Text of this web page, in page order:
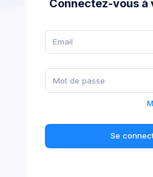
Connectez-vous à
Se